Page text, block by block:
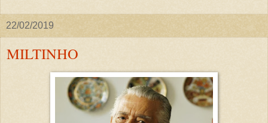
22/02/2019
MILTINHO